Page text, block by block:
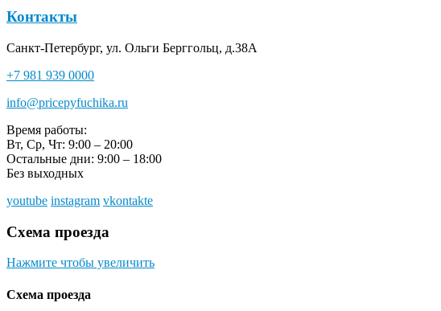
Контакты
Санкт-Петербург, ул. Ольги Берггольц, д.38А
+7 981 939 0000
info@pricepyfuchika.ru
Время работы:
Вт, Ср, Чт: 9:00 – 20:00
Остальные дни: 9:00 – 18:00
Без выходных
youtube instagram vkontakte
Схема проезда
Нажмите чтобы увеличить
Схема проезда